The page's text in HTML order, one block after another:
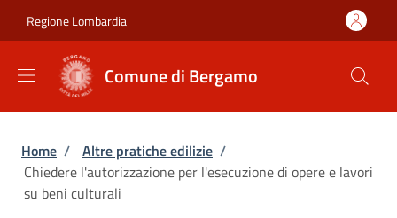
Regione Lombardia
Comune di Bergamo
Briciole di pane
Home / Altre pratiche edilizie /
Chiedere l'autorizzazione per l'esecuzione di opere e lavori
su beni culturali